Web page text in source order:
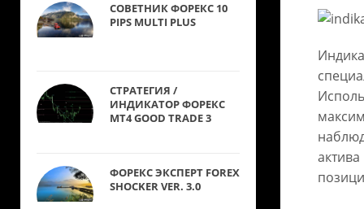
СОВЕТНИК ФОРЕКС 10
PIPS MULTI PLUS
СТРАТЕГИЯ /
ИНДИКАТОР ФОРЕКС
MT4 GOOD TRADE 3
ФОРЕКС ЭКСПЕРТ FOREX
SHOCKER VER. 3.0